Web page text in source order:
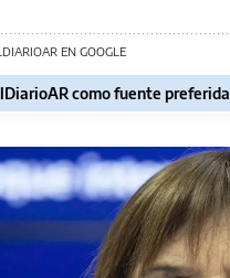
EN GOOGLE
como fuente preferida